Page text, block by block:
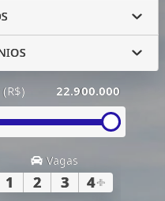
22.900.000
Vagas
1 2 3 4+